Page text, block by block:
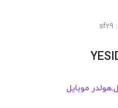
sf29
,هولدر موبایل